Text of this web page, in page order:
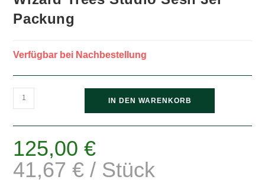
Packung
Verfügbar bei Nachbestellung
Wizard
Trees
Studio
3er
Packung
IN DEN WARENKORB
125,00€
41,67€ / Stück